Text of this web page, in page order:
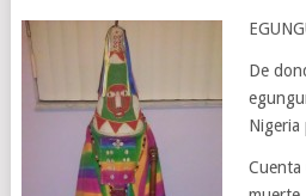
De
Nigeria
Cuenta